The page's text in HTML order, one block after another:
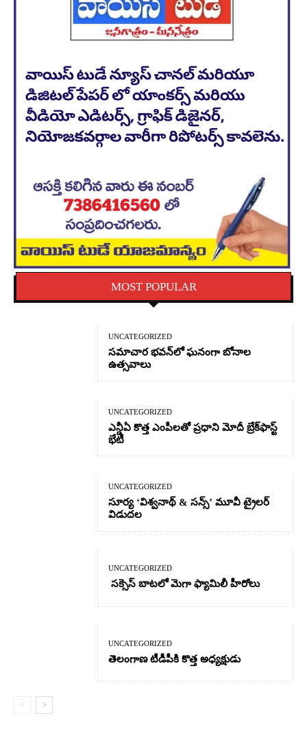
MOST POPULAR
UNCATEGORIZED
సమాచార భవన్‌లో ఘనంగా బోనాల
ఉత్సవాలు
UNCATEGORIZED
ఎన్డీఏ కొత్త ఎంపీలతో ప్రధాని మోదీ బ్రేక్‌ఫాస్ట్
భేటీ
UNCATEGORIZED
సూర్య ‘విశ్వనాథ్ & సన్స్’ మూవీ ట్రైలర్
విడుదల
UNCATEGORIZED
సక్సెస్ బాటలో మెగా ఫ్యామిలీ హీరోలు
UNCATEGORIZED
తెలంగాణ టీడీపీకి కొత్త అధ్యక్షుడు